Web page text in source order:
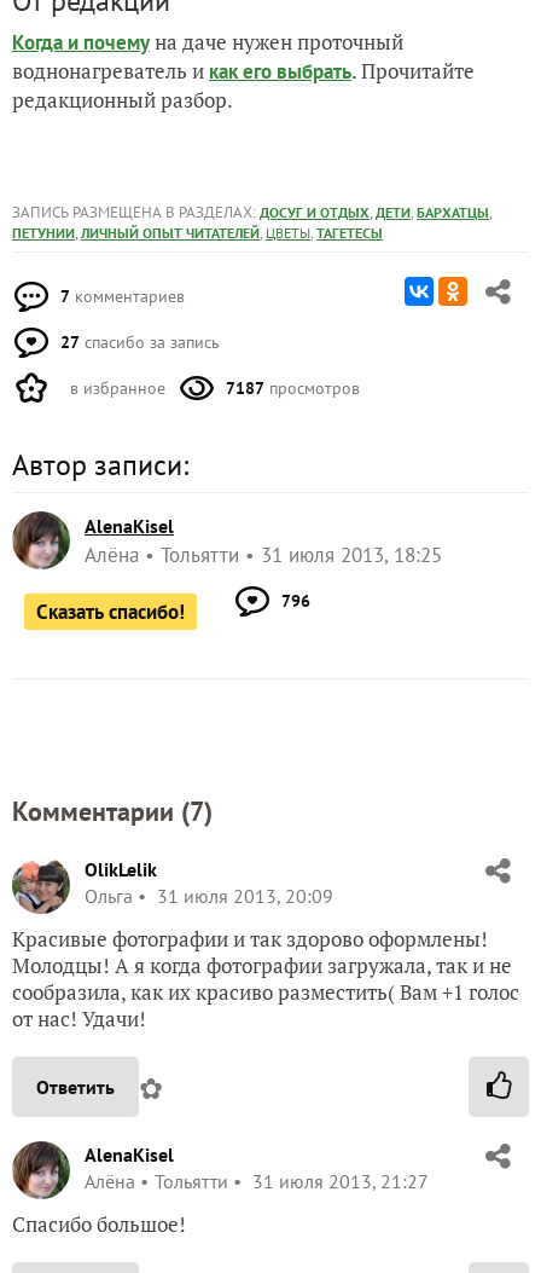
Когда и почемуна даче нужен проточный
воднонагреватель и как его выбрать. Прочитайте
редакционный разбор.
ЗАПИСЬ РАЗМЕЩЕНА В РАЗДЕЛАХ: ДОСУГ И ОТДЫХ, ДЕТИ, БАРХАТЦЫ,
ПЕТУНИИ, ЛИЧНЫЙ ОПЫТ ЧИТАТЕЛЕЙ, ЦВЕТЫ, ТАГЕТЕСЫ
7 комментариев
27 спасибо за запись
в избранное 7187 просмотров
Автор записи:
AlenaKisel
Алёна Тольятти 31 июля 2013, 18:25
Сказать спасибо! 796
Комментарии (7)
OlikLelik
Ольга
31 июля 2013, 20:09
Красивые фотографии и так здорово оформлены!
Молодцы! А я когда фотографии загружала, так и не
сообразила, как их красиво разместить( Вам +1 голос
от нас! Удачи!
Ответить ✿
AlenaKisel
Алёна
Тольятти 31 июля 2013, 21:27
Спасибо большое!